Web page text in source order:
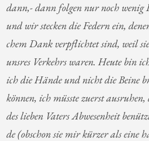
dann,- dann folgen nur noch wenig
und wir stecken die Federn ein,
chem Dank verpflichtet sind, weil
unsres Verkehrs waren. Heute bin
ich die Hände und nicht die Beine
können, ich müsste zuerst
des lieben Vaters Abwesenheit
de (obschon sie mir kürzer als eine